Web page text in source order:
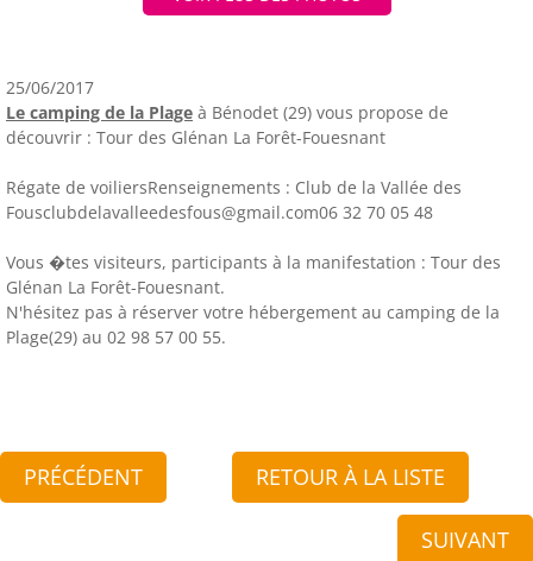
25/06/2017
Le camping de la Plage à Bénodet (29) vous propose de
découvrir : Tour des Glénan La Forêt-Fouesnant
Régate de voiliersRenseignements : Club de la Vallée des
Fousclubdelavalleedesfous@gmail.com06 32 70 05 48
Vous �tes visiteurs, participants à la manifestation : Tour des
Glénan La Forêt-Fouesnant.
N'hésitez pas à réserver votre hébergement au camping de la
Plage(29) au 02 98 57 00 55.
PRÉCÉDENT RETOUR À LA LISTE
SUIVANT